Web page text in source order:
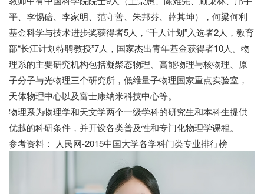
平、李惕碚、李家明、范守善、朱邦芬、薛其坤），何梁何利
基金科学与技术进步奖获得者5人，“千人计划”入选者2人，教育
部“长江计划特聘教授”7人，国家杰出青年基金获得者10人。物
理系的主要研究机构包括凝聚态物理、高能物理与核物理、原
子分子与光物理三个研究所，低维量子物理国家重点实验室，
天体物理中心以及富士康纳米科技中心等。
物理系为物理学和天文学两个一级学科的研究生和本科生提供
优越的科研条件，并开设各类普及性和专门化物理学课程。
参考资料： 人民网-2015中国大学各学科门类专业排行榜